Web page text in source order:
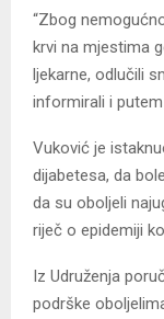
“Zbog
krvi na mjestima
ljekarne, odlučili
informirali i putem
Vuković je
dijabetesa, da
da su oboljeli
riječ o epidemiji
Iz Udruženja
podrške